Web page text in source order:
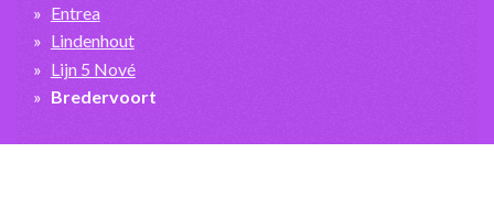
Entrea
Lindenhout
Lijn 5 Nové
Bredervoort